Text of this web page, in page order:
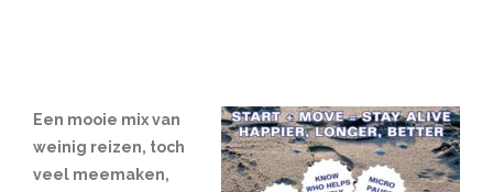
Een mooie mix van
weinig reizen, toch
veel meemaken,